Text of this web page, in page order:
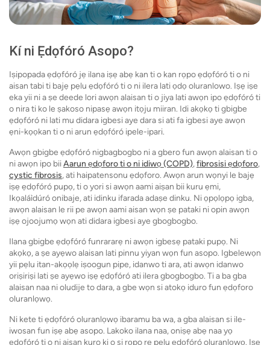
Kí ni Ẹdọfóró Asopo?
Iṣipopada ẹdọfóró jẹ ilana iṣẹ abẹ kan ti o kan rọpo ẹdọfóró ti o ni
aisan tabi ti bajẹ pẹlu ẹdọfóró ti o ni ilera lati ọdọ oluranlowo. Iṣẹ iṣe
eka yii ni a ṣe deede lori awọn alaisan ti o jiya lati awọn ipo ẹdọfóró ti
o nira ti ko le ṣakoso nipasẹ awọn itọju miiran. Idi akọkọ ti gbigbe
ẹdọfóró ni lati mu didara igbesi aye dara si ati fa igbesi aye awọn
ẹni-kọọkan ti o ni arun ẹdọfóró ipele-ipari.
Awọn gbigbe ẹdọfóró nigbagbogbo ni a gbero fun awọn alaisan ti o
ni awọn ipo biiAarun ẹdọforo ti o ni idiwọ (COPD),fibrosisi ẹdọforo,
cystic fibrosis, ati haipatensonu ẹdọforo. Awọn arun wọnyi le bajẹ
iṣẹ ẹdọfóró pupọ, ti o yori si awọn aami aiṣan bii kuru ẹmi,
Ikọaláìdúró onibaje, ati idinku ifarada adaṣe dinku. Ni ọpọlọpọ igba,
awọn alaisan le rii pe awọn aami aisan wọn ṣe pataki ni opin awọn
iṣẹ ojoojumọ wọn ati didara igbesi aye gbogbogbo.
Ilana gbigbe ẹdọfóró funrararẹ ni awọn igbesẹ pataki pupọ. Ni
akọkọ, a ṣe ayẹwo alaisan lati pinnu yiyan wọn fun asopo. Igbelewọn
yii pẹlu itan-akọọlẹ iṣoogun pipe, idanwo ti ara, ati awọn idanwo
oriṣiriṣi lati ṣe ayẹwo iṣẹ ẹdọfóró ati ilera gbogbogbo. Ti a ba gba
alaisan naa ni oludije to dara, a gbe wọn si atokọ iduro fun ẹdọforo
oluranlọwọ.
Ni kete ti ẹdọfóró oluranlọwọ ibaramu ba wa, a gba alaisan si ile-
iwosan fun iṣẹ abẹ asopo. Lakoko ilana naa, oniṣẹ abẹ naa yọ
ẹdọfóró ti o ni aisan kuro ki o si rọpo rẹ pẹlu ẹdọfóró oluranlọwọ. Iṣẹ